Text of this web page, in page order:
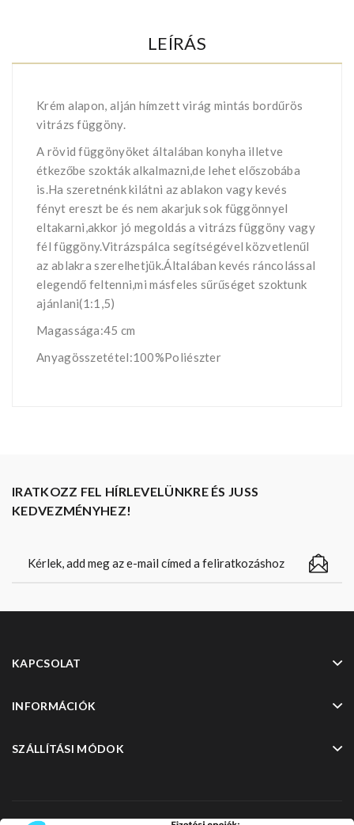
LEÍRÁS
Krém alapon, alján hímzett virág mintás bordűrös
vitrázs függöny.
A rövid függönyöket általában konyha illetve
étkezőbe szokták alkalmazni,de lehet előszobába
is.Ha szeretnénk kilátni az ablakon vagy kevés
fényt ereszt be és nem akarjuk sok függönnyel
eltakarni,akkor jó megoldás a vitrázs függöny vagy
fél függöny.Vitrázspálca segítségével közvetlenűl
az ablakra szerelhetjük.Általában kevés ráncolással
elegendő feltenni,mi másfeles sűrűséget szoktunk
ajánlani(1:1,5)
Magassága:45 cm
Anyagösszetétel:100%Poliészter
IRATKOZZ FEL HÍRLEVELÜNKRE ÉS JUSS
KEDVEZMÉNYHEZ!
KAPCSOLAT
INFORMÁCIÓK
SZÁLLÍTÁSI MÓDOK